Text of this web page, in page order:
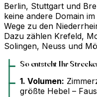
Berlin, Stuttgart und
keine andere Domain
Wege zu den
Dazu zählen Krefeld,
Solingen, Neuss und
So entsteht Ihr
1. Volumen:
größte Hebel –